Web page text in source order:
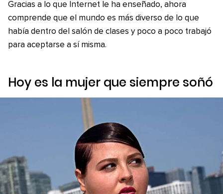
Gracias a lo que Internet le ha enseñado, ahora
comprende que el mundo es más diverso de lo que
había dentro del salón de clases y poco a poco trabajó
para aceptarse a sí misma.
Hoy es la mujer que siempre soñó